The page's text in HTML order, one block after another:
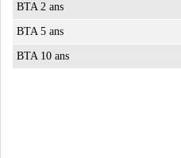
BTA 2 ans
BTA 5 ans
BTA 10 ans